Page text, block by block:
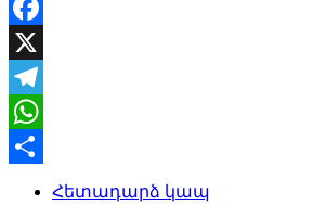
Facebook
X
Telegram
WhatsApp
Հետադարձ կապ